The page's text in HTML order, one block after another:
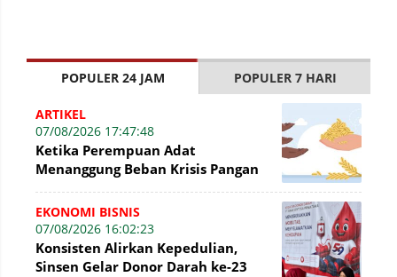
POPULER 24 JAM POPULER 7 HARI
ARTIKEL
07/08/2026 17:47:48
Ketika Perempuan Adat
Menanggung Beban Krisis Pangan
EKONOMI BISNIS
07/08/2026 16:02:23
Konsisten Alirkan Kepedulian,
Sinsen Gelar Donor Darah ke-23